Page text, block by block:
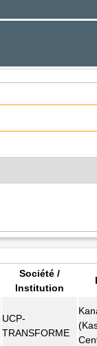
Société /
Institution
UCP-
TRANSFORME